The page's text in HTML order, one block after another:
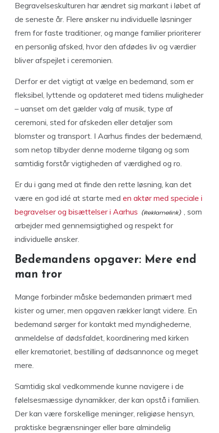
Begravelseskulturen har ændret sig markant i løbet af
de seneste år. Flere ønsker nu individuelle løsninger
frem for faste traditioner, og mange familier prioriterer
en personlig afsked, hvor den afdødes liv og værdier
bliver afspejlet i ceremonien.
Derfor er det vigtigt at vælge en bedemand, som er
fleksibel, lyttende og opdateret med tidens muligheder
– uanset om det gælder valg af musik, type af
ceremoni, sted for afskeden eller detaljer som
blomster og transport. I Aarhus findes der bedemænd,
som netop tilbyder denne moderne tilgang og som
samtidig forstår vigtigheden af værdighed og ro.
Er du i gang med at finde den rette løsning, kan det
være en god idé at starte med en aktør med speciale i
begravelser og bisættelser i Aarhus
, som
arbejder med gennemsigtighed og respekt for
individuelle ønsker.
Bedemandens opgaver: Mere end
man tror
Mange forbinder måske bedemanden primært med
kister og urner, men opgaven rækker langt videre. En
bedemand sørger for kontakt med myndighederne,
anmeldelse af dødsfaldet, koordinering med kirken
eller krematoriet, bestilling af dødsannonce og meget
mere.
Samtidig skal vedkommende kunne navigere i de
følelsesmæssige dynamikker, der kan opstå i familien.
Der kan være forskellige meninger, religiøse hensyn,
praktiske begrænsninger eller bare almindelig